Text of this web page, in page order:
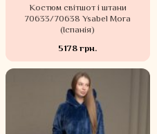
Костюм світшот і штани
70633/70638 Ysabel Mora
(Іспанія)
5178 грн.